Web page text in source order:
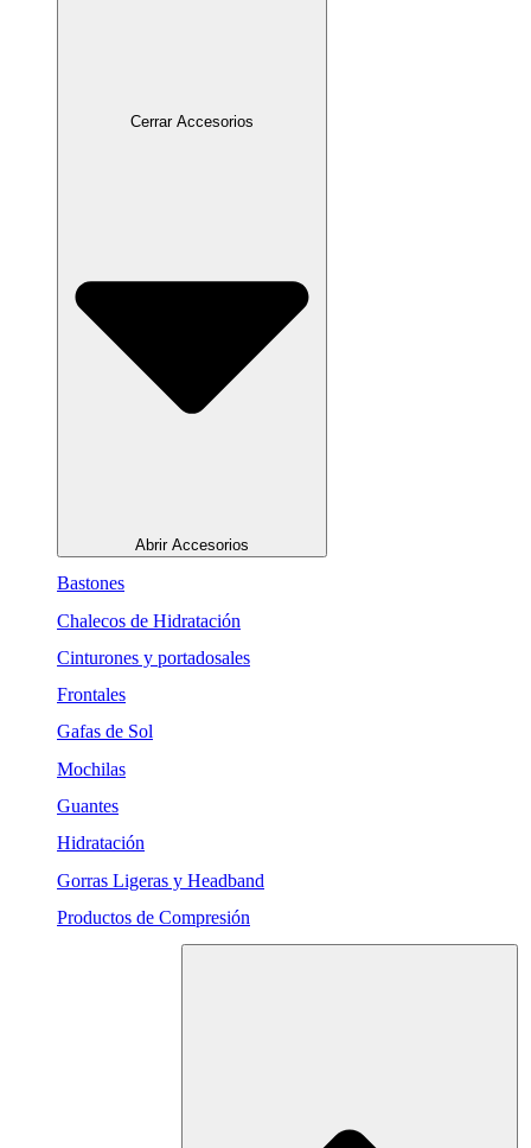
Cerrar Accesorios
Abrir Accesorios
Bastones
Chalecos de Hidratación
Cinturones y portadosales
Frontales
Gafas de Sol
Mochilas
Guantes
Hidratación
Gorras Ligeras y Headband
Productos de Compresión